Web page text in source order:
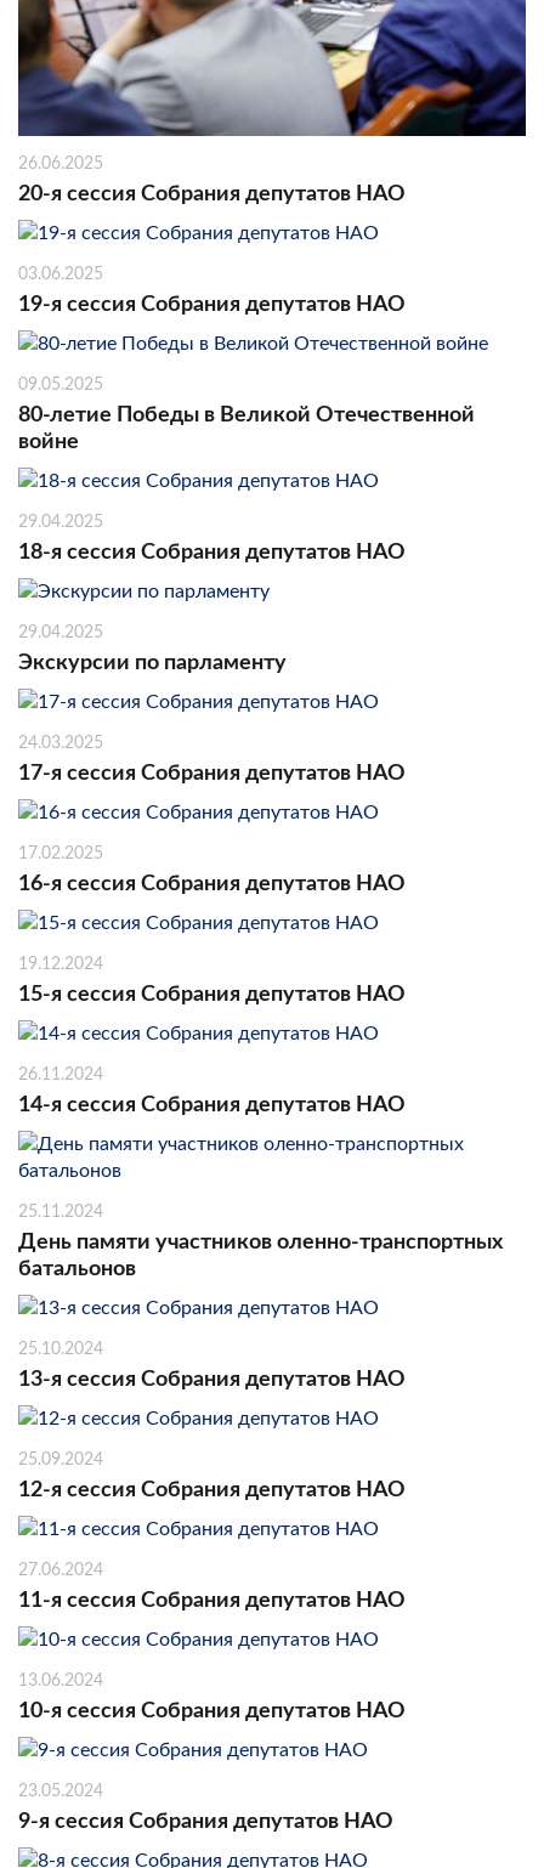
26.06.2025
20-я сессия Собрания депутатов НАО
03.06.2025
19-я сессия Собрания депутатов НАО
09.05.2025
80-летие Победы в Великой Отечественной
войне
29.04.2025
18-я сессия Собрания депутатов НАО
29.04.2025
Экскурсии по парламенту
24.03.2025
17-я сессия Собрания депутатов НАО
17.02.2025
16-я сессия Собрания депутатов НАО
19.12.2024
15-я сессия Собрания депутатов НАО
26.11.2024
14-я сессия Собрания депутатов НАО
25.11.2024
День памяти участников оленно-транспортных
батальонов
25.10.2024
13-я сессия Собрания депутатов НАО
25.09.2024
12-я сессия Собрания депутатов НАО
27.06.2024
11-я сессия Собрания депутатов НАО
13.06.2024
10-я сессия Собрания депутатов НАО
23.05.2024
9-я сессия Собрания депутатов НАО